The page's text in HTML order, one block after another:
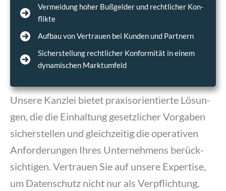
Ver­mei­dung hoher Buß­gel­der und recht­li­cher Kon­
flik­te
Auf­bau von Ver­trau­en bei Kun­den und Part­nern
Sicher­stel­lung recht­li­cher Kon­for­mi­tät in einem
dyna­mi­schen Markt­um­feld
Unse­re Kanz­lei bie­tet pra­xis­ori­en­tier­te Lösun­
gen, die die Ein­hal­tung gesetz­li­cher Vor­ga­ben
sicher­stel­len und gleich­zei­tig die ope­ra­ti­ven
Anfor­de­run­gen Ihres Unter­neh­mens berück­
sich­ti­gen. Ver­trau­en Sie auf unse­re Exper­ti­se,
um Daten­schutz nicht nur als Ver­pflich­tung,